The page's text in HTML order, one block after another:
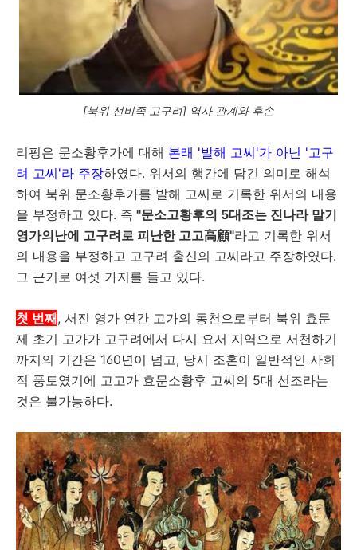
[북위 선비족 고구려] 역사 관계와 후손
리핑은 문소황후가에 대해 본래 '발해 고씨'가 아닌 '고구
려 고씨'라 주장하였다. 위서의 행간에 담긴 의미로 해석
하여 북위 문소황후가를 발해 고씨로 기록한 위서의 내용
을 부정하고 있다. 즉 "문소고황후의 5대조는 진나라 말기
영가의난에 고구려로 피난한 고고高顧"라고 기록한 위서
의 내용을 부정하고 고구려 출신의 고씨라고 주장하였다.
그 근거로 여섯 가지를 들고 있다.
첫 번째, 서진 영가 연간 고가의 동천으로부터 북위 효문
제 초기 고가가 고구려에서 다시 요서 지역으로 서천하기
까지의 기간은 160년이 넘고, 당시 조혼이 일반적인 사회
적 풍토였기에 고고가 효문소황후 고씨의 5대 선조라는
것은 불가능하다.